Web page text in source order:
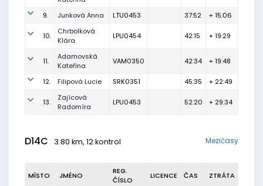
9. Junková Anna LTU0453 37:52 + 15:06
10.
Chrbolková
Klára
LPU0454 42:15 + 19:29
11.
Adamovská
Kateřina
VAM0350 42:34 + 19:48
12. Filipová Lucie SRK0351 45:35 + 22:49
13.
Zajícová
Radomíra
LPU0453 52:20 + 29:34
D14C 3.80 km, 12 kontrol Mezičasy
MÍSTO JMÉNO
REG.
ČÍSLO
LICENCE ČAS ZTRÁTA